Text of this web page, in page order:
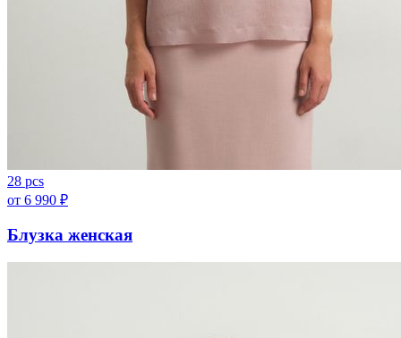
28 pcs
от 6 990 ₽
Блузка женская